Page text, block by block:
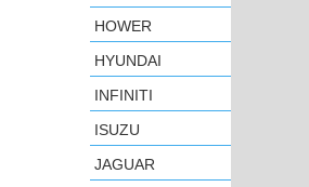
HOWER
HYUNDAI
INFINITI
ISUZU
JAGUAR